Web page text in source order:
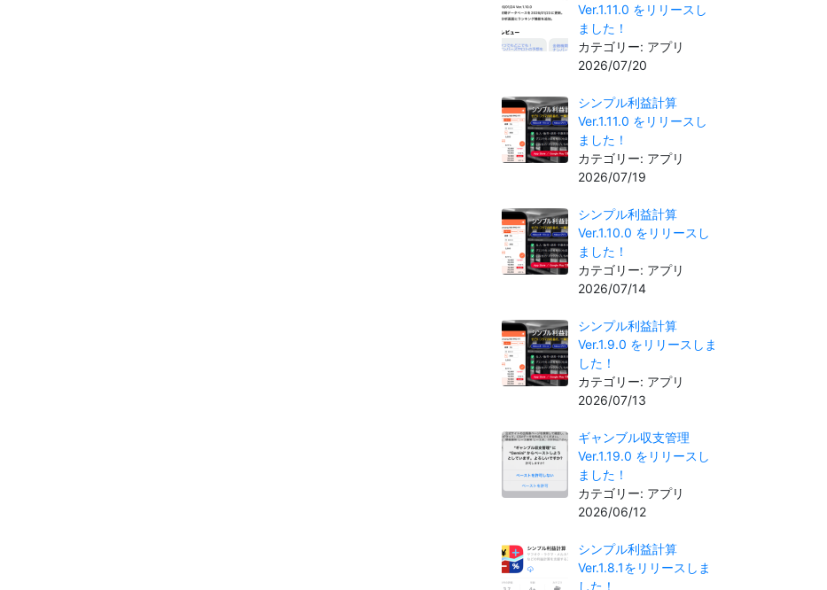
Ver.1.11.0 をリリースし
ました！
カテゴリー: アプリ
2026/07/20
シンプル利益計算
Ver.1.11.0 をリリースし
ました！
カテゴリー: アプリ
2026/07/19
シンプル利益計算
Ver.1.10.0 をリリースし
ました！
カテゴリー: アプリ
2026/07/14
シンプル利益計算
Ver.1.9.0 をリリースしま
した！
カテゴリー: アプリ
2026/07/13
ギャンブル収支管理
Ver.1.19.0 をリリースし
ました！
カテゴリー: アプリ
2026/06/12
シンプル利益計算
Ver.1.8.1をリリースしま
した！